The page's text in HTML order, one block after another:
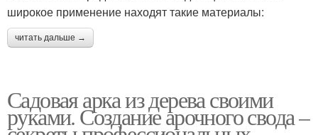
широкое применение находят такие материалы:
читать дальше →
Садовая арка из дерева своими
руками. Создание арочного свода –